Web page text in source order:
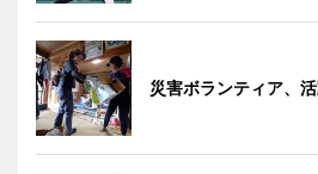
災害ボランティア、